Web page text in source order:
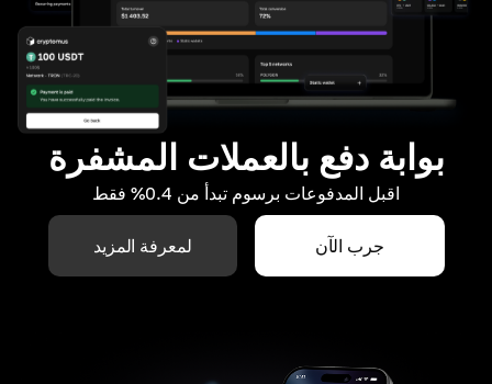
بوابة دفع بالعملات المشفرة
اقبل المدفوعات برسوم تبدأ من 0.4% فقط
جرب الآن لمعرفة المزيد